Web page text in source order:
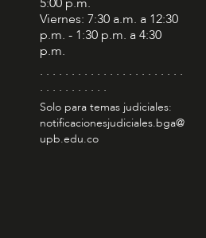
Viernes: 7:30 a.m. a 12:30
p.m. - 1:30 p.m. a 4:30
p.m.
. . . . . . . . . . . . . . . . . . . . . . .
. . . . . . . . . . .
Solo para temas judiciales:
notificacionesjudiciales.bga@
upb.edu.co